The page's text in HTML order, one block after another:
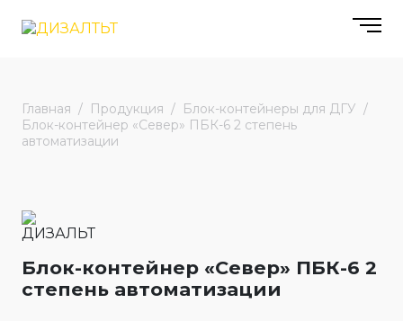
Главная Продукция
Блок-контейнеры для ДГУ
Блок-контейнер «Север» ПБК-6 2 степень
автоматизации
Блок-контейнер «Север» ПБК-6 2
степень автоматизации